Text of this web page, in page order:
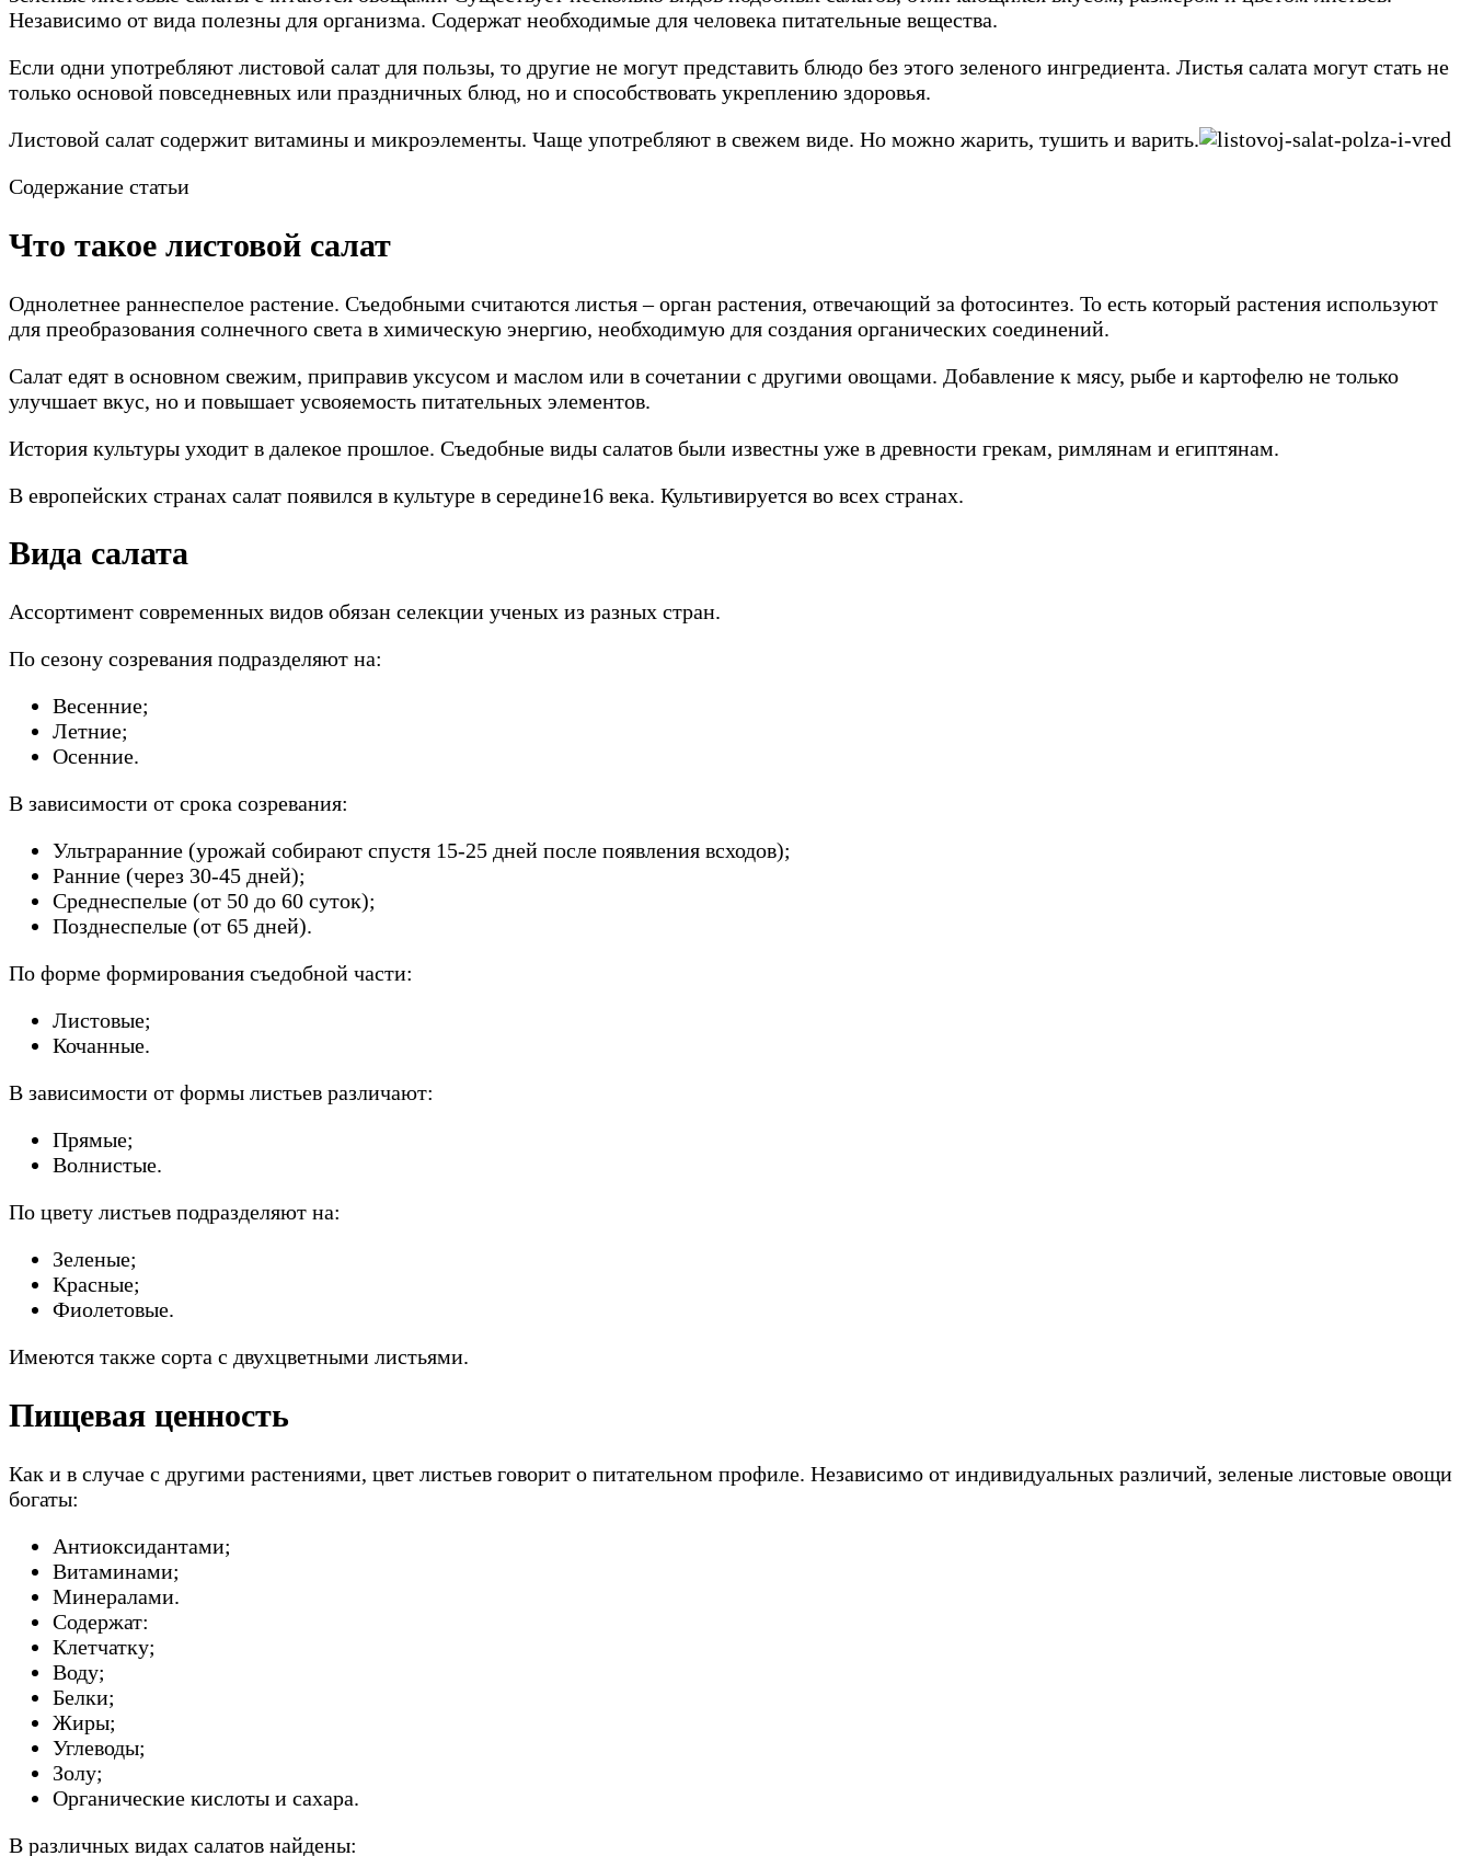
Независимо от вида полезны для организма. Содержат необходимые для человека питательные вещества.
Если одни употребляют листовой салат для пользы, то другие не могут представить блюдо без этого зеленого ингредиента. Листья салата могут стать не
только основой повседневных или праздничных блюд, но и способствовать укреплению здоровья.
Листовой салат содержит витамины и микроэлементы. Чаще употребляют в свежем виде. Но можно жарить, тушить и варить.
Содержание статьи
Что такое листовой салат
Однолетнее раннеспелое растение. Съедобными считаются листья – орган растения, отвечающий за фотосинтез. То есть который растения используют
для преобразования солнечного света в химическую энергию, необходимую для создания органических соединений.
Салат едят в основном свежим, приправив уксусом и маслом или в сочетании с другими овощами. Добавление к мясу, рыбе и картофелю не только
улучшает вкус, но и повышает усвояемость питательных элементов.
История культуры уходит в далекое прошлое. Съедобные виды салатов были известны уже в древности грекам, римлянам и египтянам.
В европейских странах салат появился в культуре в середине16 века. Культивируется во всех странах.
Вида салата
Ассортимент современных видов обязан селекции ученых из разных стран.
По сезону созревания подразделяют на:
Весенние;
Летние;
Осенние.
В зависимости от срока созревания:
Ультраранние (урожай собирают спустя 15-25 дней после появления всходов);
Ранние (через 30-45 дней);
Среднеспелые (от 50 до 60 суток);
Позднеспелые (от 65 дней).
По форме формирования съедобной части:
Листовые;
Кочанные.
В зависимости от формы листьев различают:
Прямые;
Волнистые.
По цвету листьев подразделяют на:
Зеленые;
Красные;
Фиолетовые.
Имеются также сорта с двухцветными листьями.
Пищевая ценность
Как и в случае с другими растениями, цвет листьев говорит о питательном профиле. Независимо от индивидуальных различий, зеленые листовые овощи
богаты:
Антиоксидантами;
Витаминами;
Минералами.
Содержат:
Клетчатку;
Воду;
Белки;
Жиры;
Углеводы;
Золу;
Органические кислоты и сахара.
В различных видах салатов найдены: